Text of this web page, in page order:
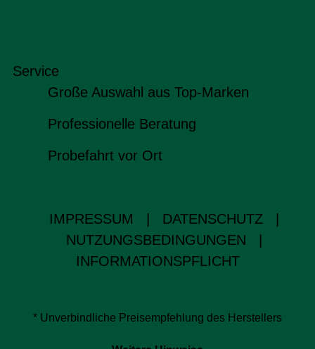
Service
Große Auswahl aus Top-Marken
Professionelle Beratung
Probefahrt vor Ort
IMPRESSUM DATENSCHUTZ
NUTZUNGSBEDINGUNGEN
INFORMATIONSPFLICHT
* Unverbindliche Preisempfehlung des Herstellers